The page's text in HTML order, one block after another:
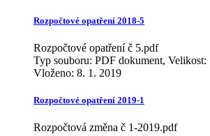
Rozpočtové opatření 2018-5
Rozpočtové opatření č 5.pdf
Typ souboru: PDF dokument, Velikost:
Vloženo: 8. 1. 2019
Rozpočtové opatření 2019-1
Rozpočtová změna č 1-2019.pdf